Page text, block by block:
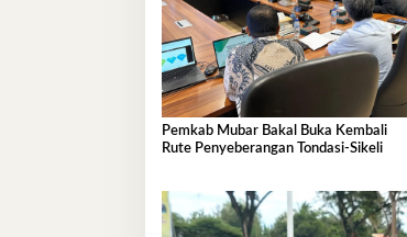
Pemkab Mubar Bakal Buka Kembali
Rute Penyeberangan Tondasi-Sikeli